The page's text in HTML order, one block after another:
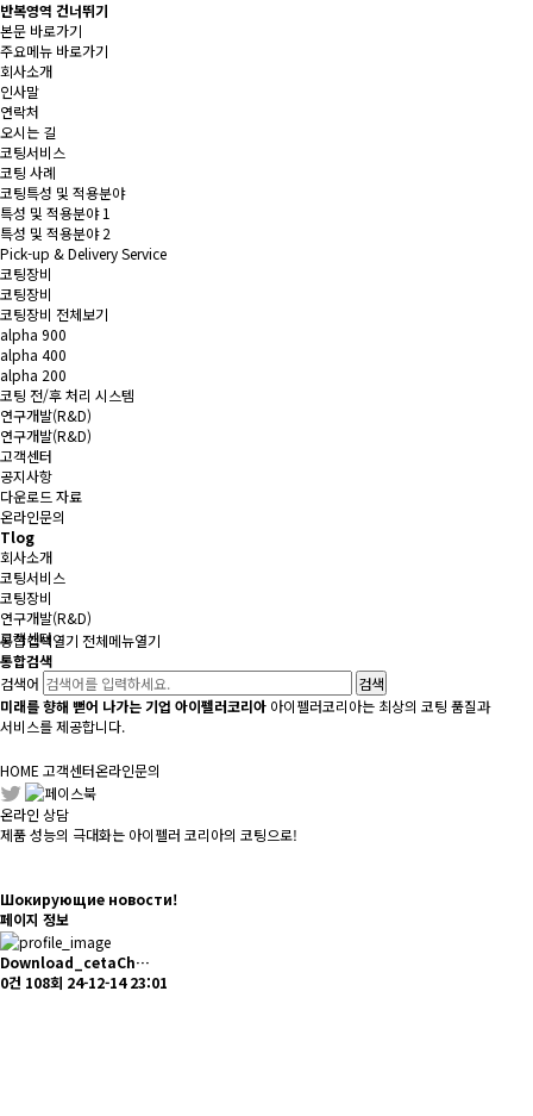
반복영역 건너뛰기
본문 바로가기
주요메뉴 바로가기
회사소개
인사말
연락처
오시는 길
코팅서비스
코팅 사례
코팅특성 및 적용분야
특성 및 적용분야 1
특성 및 적용분야 2
Pick-up & Delivery Service
코팅장비
코팅장비
코팅장비 전체보기
alpha 900
alpha 400
alpha 200
코팅 전/후 처리 시스템
연구개발(R&D)
연구개발(R&D)
고객센터
공지사항
다운로드 자료
온라인문의
Tlog
회사소개
코팅서비스
코팅장비
연구개발(R&D)
고객센터
통합검색열기 전체메뉴열기
통합검색
검색어
미래를 향해 뻗어 나가는 기업 아이펠러코리아 아이펠러코리아는 최상의 코팅 품질과
서비스를 제공합니다.
HOME 고객센터온라인문의
온라인 상담
제품 성능의 극대화는 아이펠러 코리아의 코팅으로!
Шокирующие новости!
페이지 정보
Download_cetaCh…
0건 108회 24-12-14 23:01